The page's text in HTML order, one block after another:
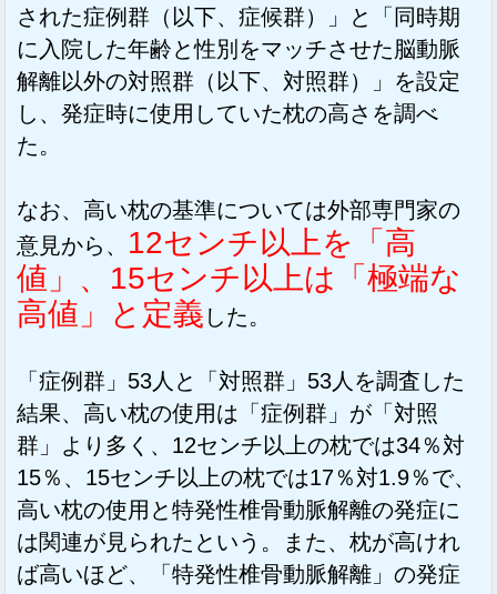
された症例群（以下、症候群）」と「同時期
に入院した年齢と性別をマッチさせた脳動脈
解離以外の対照群（以下、対照群）」を設定
し、発症時に使用していた枕の高さを調べ
た。
なお、高い枕の基準については外部専門家の
意見から、 12センチ以上を「高
値」、15センチ以上は「極端な
高値」と定義 した。
「症例群」53人と「対照群」53人を調査した
結果、高い枕の使用は「症例群」が「対照
群」より多く、12センチ以上の枕では34％対
15％、15センチ以上の枕では17％対1.9％で、
高い枕の使用と特発性椎骨動脈解離の発症に
は関連が見られたという。また、枕が高けれ
ば高いほど、「特発性椎骨動脈解離」の発症